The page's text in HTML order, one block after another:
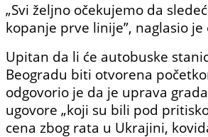
„Svi željno očekujemo da
kopanje prve linije”, naglasio je
Upitan da li će autobuske
Beogradu biti otvorena
odgovorio je da je uprava
ugovore „koji su bili pod
cena zbog rata u Ukrajini,